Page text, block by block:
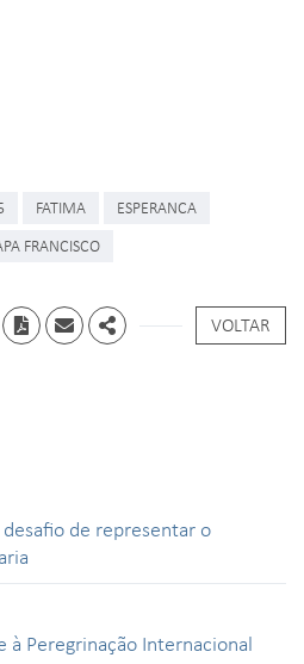
FATIMA
ESPERANCA
FRANCISCO
messenger
PDF EmailShare
VOLTAR
de representar o
à Peregrinação Internacional